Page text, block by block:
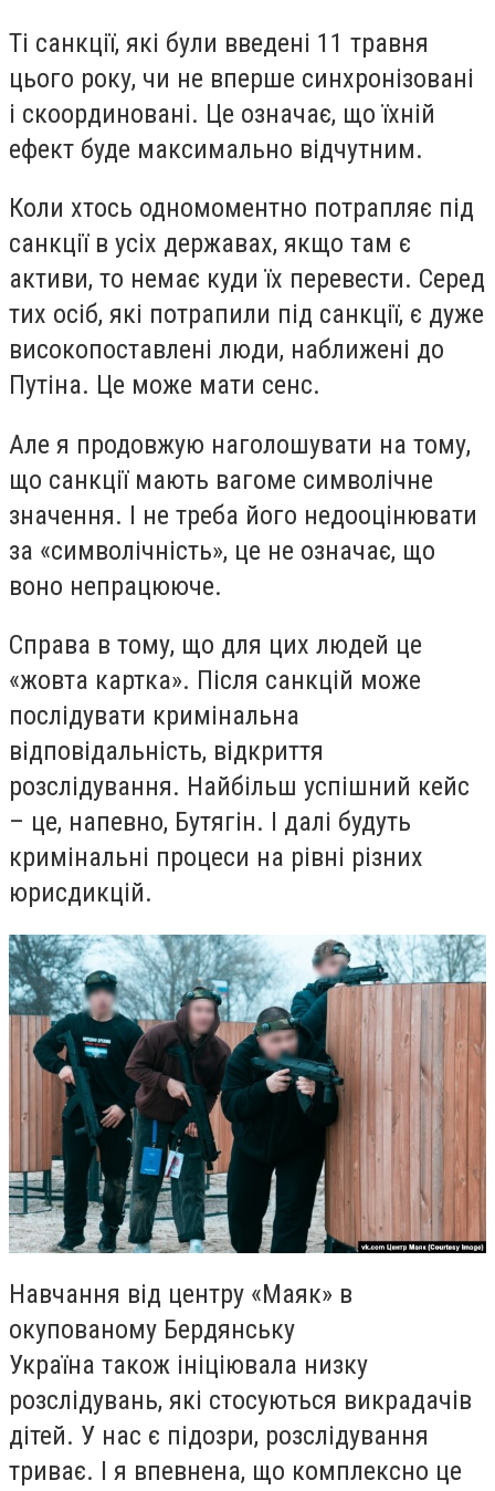
Ті санкції, які були введені 11 травня
цього року, чи не вперше синхронізовані
і скоординовані. Це означає, що їхній
ефект буде максимально відчутним.
Коли хтось одномоментно потрапляє під
санкції в усіх державах, якщо там є
активи, то немає куди їх перевести. Серед
тих осіб, які потрапили під санкції, є дуже
високопоставлені люди, наближені до
Путіна. Це може мати сенс.
Але я продовжую наголошувати на тому,
що санкції мають вагоме символічне
значення. І не треба його недооцінювати
за «символічність», це не означає, що
воно непрацююче.
Справа в тому, що для цих людей це
«жовта картка». Після санкцій може
послідувати кримінальна
відповідальність, відкриття
розслідування. Найбільш успішний кейс
– це, напевно, Бутягін. І далі будуть
кримінальні процеси на рівні різних
юрисдикцій.
Навчання від центру «Маяк» в
окупованому Бердянську
Україна також ініціювала низку
розслідувань, які стосуються викрадачів
дітей. У нас є підозри, розслідування
триває. І я впевнена, що комплексно це